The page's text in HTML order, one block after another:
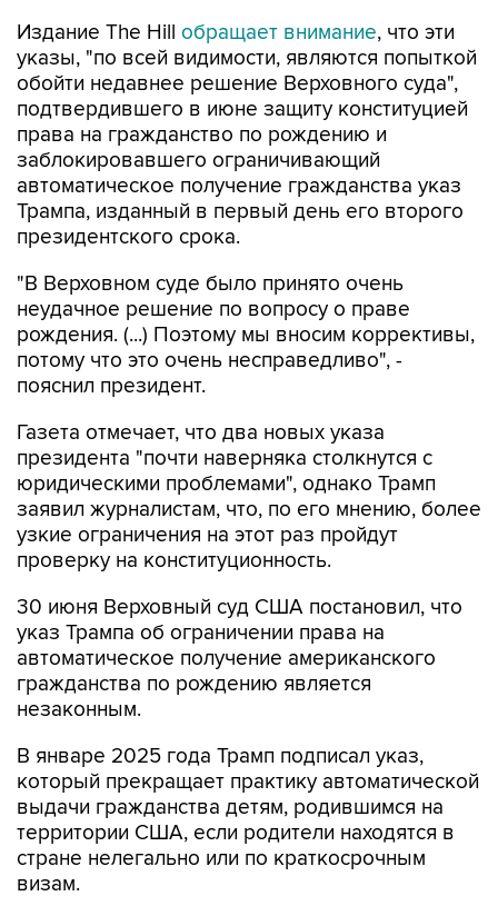
Издание The Hill обращает внимание, что эти
указы, "по всей видимости, являются попыткой
обойти недавнее решение Верховного суда",
подтвердившего в июне защиту конституцией
права на гражданство по рождению и
заблокировавшего ограничивающий
автоматическое получение гражданства указ
Трампа, изданный в первый день его второго
президентского срока.
"В Верховном суде было принято очень
неудачное решение по вопросу о праве
рождения. (...) Поэтому мы вносим коррективы,
потому что это очень несправедливо", -
пояснил президент.
Газета отмечает, что два новых указа
президента "почти наверняка столкнутся с
юридическими проблемами", однако Трамп
заявил журналистам, что, по его мнению, более
узкие ограничения на этот раз пройдут
проверку на конституционность.
30 июня Верховный суд США постановил, что
указ Трампа об ограничении права на
автоматическое получение американского
гражданства по рождению является
незаконным.
В январе 2025 года Трамп подписал указ,
который прекращает практику автоматической
выдачи гражданства детям, родившимся на
территории США, если родители находятся в
стране нелегально или по краткосрочным
визам.